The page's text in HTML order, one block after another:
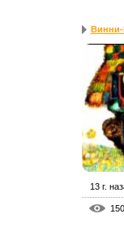
Винни-
13 г.